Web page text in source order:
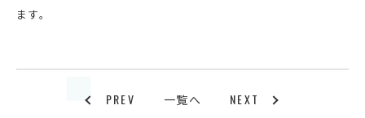
ます。
PREV 一覧へ NEXT